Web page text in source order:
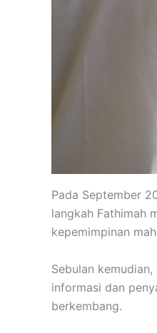
Pada September
langkah Fathimah
kepemimpinan
Sebulan
informasi dan
berkembang.